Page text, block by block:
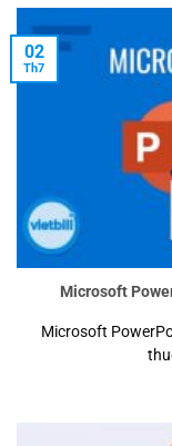
Microsoft
Microsoft
02
Th7